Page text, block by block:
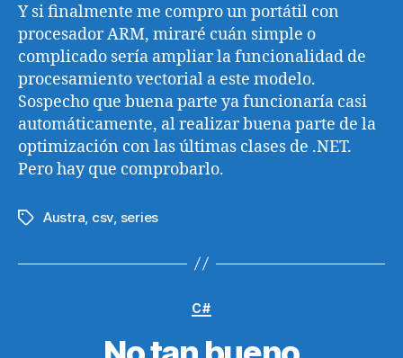
Y si finalmente me compro un portátil con
procesador ARM, miraré cuán simple o
complicado sería ampliar la funcionalidad de
procesamiento vectorial a este modelo.
Sospecho que buena parte ya funcionaría casi
automáticamente, al realizar buena parte de la
optimización con las últimas clases de .NET.
Pero hay que comprobarlo.
Etiquetas
Austra csv series
Categorías
C#